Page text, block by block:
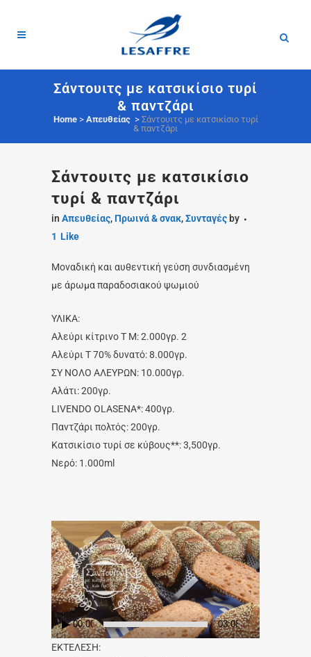
Σάντουιτς με κατσικίσιο τυρί
& παντζάρι
Home> Απευθείας > Σάντουιτς με κατσικίσιο τυρί
& παντζάρι
Σάντουιτς με κατσικίσιο
τυρί & παντζάρι
in Απευθείας,Πρωινά & σνακ,Συνταγές by
1 Like
Μοναδική και αυθεντική γεύση συνδιασμένη
με άρωμα παραδοσιακού ψωμιού
ΥΛΙΚΑ:
Αλεύρι κίτρινο Τ Μ: 2.000γρ. 2
Αλεύρι Τ 70% δυνατό: 8.000γρ.
ΣΥ ΝΟΛΟ ΑΛΕΥΡΩΝ: 10.000γρ.
Αλάτι: 200γρ.
LIVENDO OLASENA*: 400γρ.
Παντζάρι πολτός: 200γρ.
Κατσικίσιο τυρί σε κύβους**: 3,500γρ.
Νερό: 1.000ml
Video
Player
00:00 03:08
ΕΚΤΕΛΕΣΗ: